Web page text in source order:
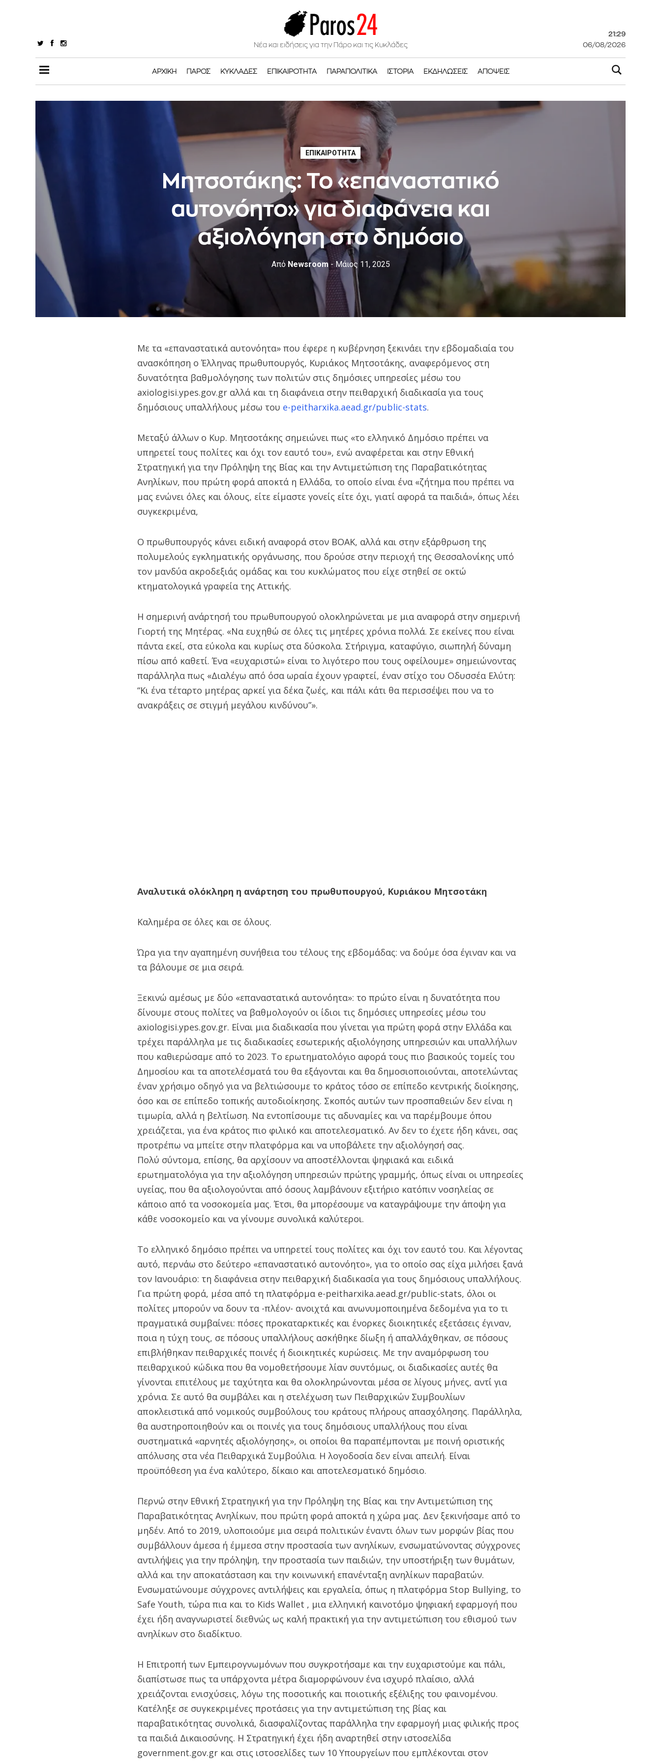
Νέα και ειδήσεις για την Πάρο και τις Κυκλάδες
21:29
06/08/2026
ΑΡΧΙΚΉ ΠΆΡΟΣ ΚΥΚΛΆΔΕΣ ΕΠΙΚΑΙΡΌΤΗΤΑ ΠΑΡΑΠΟΛΙΤΙΚΆ ΙΣΤΟΡΊΑ ΕΚΔΗΛΏΣΕΙΣ ΑΠΌΨΕΙΣ
ΕΠΙΚΑΙΡΌΤΗΤΑ
Μητσοτάκης: Το «επαναστατικό
αυτονόητο» για διαφάνεια και
αξιολόγηση στο δημόσιο
ΑπόNewsroom - Μάιος 11, 2025
Με τα «επαναστατικά αυτονόητα» που έφερε η κυβέρνηση ξεκινάει την εβδομαδιαία του
ανασκόπηση ο Έλληνας πρωθυπουργός, Κυριάκος Μητσοτάκης, αναφερόμενος στη
δυνατότητα βαθμολόγησης των πολιτών στις δημόσιες υπηρεσίες μέσω του
axiologisi.ypes.gov.gr αλλά και τη διαφάνεια στην πειθαρχική διαδικασία για τους
δημόσιους υπαλλήλους μέσω του e-peitharxika.aead.gr/public-stats.
Μεταξύ άλλων ο Κυρ. Μητσοτάκης σημειώνει πως «το ελληνικό Δημόσιο πρέπει να
υπηρετεί τους πολίτες και όχι τον εαυτό του», ενώ αναφέρεται και στην Εθνική
Στρατηγική για την Πρόληψη της Βίας και την Αντιμετώπιση της Παραβατικότητας
Ανηλίκων, που πρώτη φορά αποκτά η Ελλάδα, το οποίο είναι ένα «ζήτημα που πρέπει να
μας ενώνει όλες και όλους, είτε είμαστε γονείς είτε όχι, γιατί αφορά τα παιδιά», όπως λέει
συγκεκριμένα,
Ο πρωθυπουργός κάνει ειδική αναφορά στον ΒΟΑΚ, αλλά και στην εξάρθρωση της
πολυμελούς εγκληματικής οργάνωσης, που δρούσε στην περιοχή της Θεσσαλονίκης υπό
τον μανδύα ακροδεξιάς ομάδας και του κυκλώματος που είχε στηθεί σε οκτώ
κτηματολογικά γραφεία της Αττικής.
Η σημερινή ανάρτησή του πρωθυπουργού ολοκληρώνεται με μια αναφορά στην σημερινή
Γιορτή της Μητέρας. «Να ευχηθώ σε όλες τις μητέρες χρόνια πολλά. Σε εκείνες που είναι
πάντα εκεί, στα εύκολα και κυρίως στα δύσκολα. Στήριγμα, καταφύγιο, σιωπηλή δύναμη
πίσω από καθετί. Ένα «ευχαριστώ» είναι το λιγότερο που τους οφείλουμε» σημειώνοντας
παράλληλα πως «Διαλέγω από όσα ωραία έχουν γραφτεί, έναν στίχο του Οδυσσέα Ελύτη:
“Κι ένα τέταρτο μητέρας αρκεί για δέκα ζωές, και πάλι κάτι θα περισσέψει που να το
ανακράξεις σε στιγμή μεγάλου κινδύνου”».
Αναλυτικά ολόκληρη η ανάρτηση του πρωθυπουργού, Κυριάκου Μητσοτάκη
Καλημέρα σε όλες και σε όλους.
Ώρα για την αγαπημένη συνήθεια του τέλους της εβδομάδας: να δούμε όσα έγιναν και να
τα βάλουμε σε μια σειρά.
Ξεκινώ αμέσως με δύο «επαναστατικά αυτονόητα»: το πρώτο είναι η δυνατότητα που
δίνουμε στους πολίτες να βαθμολογούν οι ίδιοι τις δημόσιες υπηρεσίες μέσω του
axiologisi.ypes.gov.gr. Είναι μια διαδικασία που γίνεται για πρώτη φορά στην Ελλάδα και
τρέχει παράλληλα με τις διαδικασίες εσωτερικής αξιολόγησης υπηρεσιών και υπαλλήλων
που καθιερώσαμε από το 2023. Το ερωτηματολόγιο αφορά τους πιο βασικούς τομείς του
Δημοσίου και τα αποτελέσματά του θα εξάγονται και θα δημοσιοποιούνται, αποτελώντας
έναν χρήσιμο οδηγό για να βελτιώσουμε το κράτος τόσο σε επίπεδο κεντρικής διοίκησης,
όσο και σε επίπεδο τοπικής αυτοδιοίκησης. Σκοπός αυτών των προσπαθειών δεν είναι η
τιμωρία, αλλά η βελτίωση. Να εντοπίσουμε τις αδυναμίες και να παρέμβουμε όπου
χρειάζεται, για ένα κράτος πιο φιλικό και αποτελεσματικό. Αν δεν το έχετε ήδη κάνει, σας
προτρέπω να μπείτε στην πλατφόρμα και να υποβάλετε την αξιολόγησή σας.
Πολύ σύντομα, επίσης, θα αρχίσουν να αποστέλλονται ψηφιακά και ειδικά
ερωτηματολόγια για την αξιολόγηση υπηρεσιών πρώτης γραμμής, όπως είναι οι υπηρεσίες
υγείας, που θα αξιολογούνται από όσους λαμβάνουν εξιτήριο κατόπιν νοσηλείας σε
κάποιο από τα νοσοκομεία μας. Έτσι, θα μπορέσουμε να καταγράψουμε την άποψη για
κάθε νοσοκομείο και να γίνουμε συνολικά καλύτεροι.
Το ελληνικό δημόσιο πρέπει να υπηρετεί τους πολίτες και όχι τον εαυτό του. Και λέγοντας
αυτό, περνάω στο δεύτερο «επαναστατικό αυτονόητο», για το οποίο σας είχα μιλήσει ξανά
τον Ιανουάριο: τη διαφάνεια στην πειθαρχική διαδικασία για τους δημόσιους υπαλλήλους.
Για πρώτη φορά, μέσα από τη πλατφόρμα e-peitharxika.aead.gr/public-stats, όλοι οι
πολίτες μπορούν να δουν τα -πλέον- ανοιχτά και ανωνυμοποιημένα δεδομένα για το τι
πραγματικά συμβαίνει: πόσες προκαταρκτικές και ένορκες διοικητικές εξετάσεις έγιναν,
ποια η τύχη τους, σε πόσους υπαλλήλους ασκήθηκε δίωξη ή απαλλάχθηκαν, σε πόσους
επιβλήθηκαν πειθαρχικές ποινές ή διοικητικές κυρώσεις. Με την αναμόρφωση του
πειθαρχικού κώδικα που θα νομοθετήσουμε λίαν συντόμως, οι διαδικασίες αυτές θα
γίνονται επιτέλους με ταχύτητα και θα ολοκληρώνονται μέσα σε λίγους μήνες, αντί για
χρόνια. Σε αυτό θα συμβάλει και η στελέχωση των Πειθαρχικών Συμβουλίων
αποκλειστικά από νομικούς συμβούλους του κράτους πλήρους απασχόλησης. Παράλληλα,
θα αυστηροποιηθούν και οι ποινές για τους δημόσιους υπαλλήλους που είναι
συστηματικά «αρνητές αξιολόγησης», οι οποίοι θα παραπέμπονται με ποινή οριστικής
απόλυσης στα νέα Πειθαρχικά Συμβούλια. Η λογοδοσία δεν είναι απειλή. Είναι
προϋπόθεση για ένα καλύτερο, δίκαιο και αποτελεσματικό δημόσιο.
Περνώ στην Εθνική Στρατηγική για την Πρόληψη της Βίας και την Αντιμετώπιση της
Παραβατικότητας Ανηλίκων, που πρώτη φορά αποκτά η χώρα μας. Δεν ξεκινήσαμε από το
μηδέν. Από το 2019, υλοποιούμε μια σειρά πολιτικών έναντι όλων των μορφών βίας που
συμβάλλουν άμεσα ή έμμεσα στην προστασία των ανηλίκων, ενσωματώνοντας σύγχρονες
αντιλήψεις για την πρόληψη, την προστασία των παιδιών, την υποστήριξη των θυμάτων,
αλλά και την αποκατάσταση και την κοινωνική επανένταξη ανηλίκων παραβατών.
Ενσωματώνουμε σύγχρονες αντιλήψεις και εργαλεία, όπως η πλατφόρμα Stop Bullying, το
Safe Youth, τώρα πια και το Kids Wallet , μια ελληνική καινοτόμο ψηφιακή εφαρμογή που
έχει ήδη αναγνωριστεί διεθνώς ως καλή πρακτική για την αντιμετώπιση του εθισμού των
ανηλίκων στο διαδίκτυο.
Η Επιτροπή των Εμπειρογνωμόνων που συγκροτήσαμε και την ευχαριστούμε και πάλι,
διαπίστωσε πως τα υπάρχοντα μέτρα διαμορφώνουν ένα ισχυρό πλαίσιο, αλλά
χρειάζονται ενισχύσεις, λόγω της ποσοτικής και ποιοτικής εξέλιξης του φαινομένου.
Κατέληξε σε συγκεκριμένες προτάσεις για την αντιμετώπιση της βίας και
παραβατικότητας συνολικά, διασφαλίζοντας παράλληλα την εφαρμογή μιας φιλικής προς
τα παιδιά Δικαιοσύνης. Η Στρατηγική έχει ήδη αναρτηθεί στην ιστοσελίδα
government.gov.gr και στις ιστοσελίδες των 10 Υπουργείων που εμπλέκονται στον